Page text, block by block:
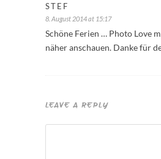
STEF
8. August 2014 at 15:17
Schöne Ferien … Photo Love
näher anschauen. Danke für
LEAVE A REPLY